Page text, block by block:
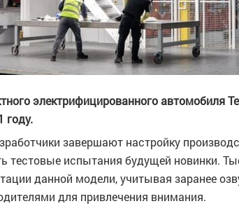
электрифицированного автомобиля
году.
завершают настройку
тестовые испытания будущей новинки.
данной модели, учитывая заранее
для привлечения внимания.